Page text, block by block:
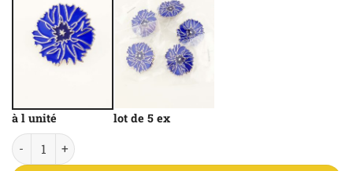
à l unité
lot de 5 ex
quantité de Insigne Bleuet en métal émaillé